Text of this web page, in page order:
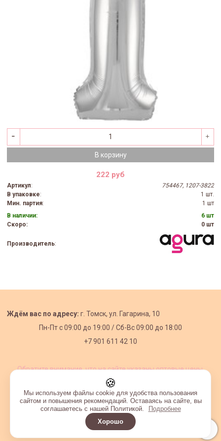
В корзину
222 руб
Артикул:
754467, 1207-3822
В упаковке:
1 шт.
Мин. партия:
1 шт
В наличии:
6 шт
Скоро:
0 шт
Производитель:
Ждём вас по адресу: г. Томск, ул. Гагарина, 10
Пн-Пт с09:00 до 19:00 /Сб-Вс 09:00 до 18:00
+7 901 611 42 10
Обратите внимание, что на сайте указаны оптовые цены,
Интернет-магазин создан на InSales
🍪
Мы используем файлы cookie для удобства пользования
сайтом и повышения рекомендаций. Оставаясь на сайте, вы
соглашаетесь с нашей Политикой.
Подробнее
Хорошо